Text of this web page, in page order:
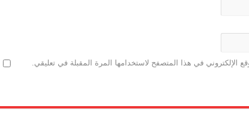
الإلكتروني في هذا المتصفح لاستخدامها المرة المقبلة في تعليقي.